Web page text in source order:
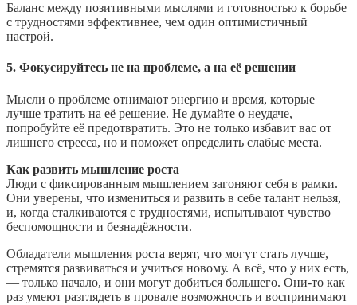
Баланс между позитивными мыслями и готовностью к борьбе
с трудностями эффективнее, чем один оптимистичный
настрой.
5. Фокусируйтесь не на проблеме, а на её решении
Мысли о проблеме отнимают энергию и время, которые
лучше тратить на её решение. Не думайте о неудаче,
попробуйте её предотвратить. Это не только избавит вас от
лишнего стресса, но и поможет определить слабые места.
Как развить мышление роста
Люди с фиксированным мышлением загоняют себя в рамки.
Они уверены, что измениться и развить в себе талант нельзя,
и, когда сталкиваются с трудностями, испытывают чувство
беспомощности и безнадёжности.
Обладатели мышления роста верят, что могут стать лучше,
стремятся развиваться и учиться новому. А всё, что у них есть,
— только начало, и они могут добиться большего. Они-то как
раз умеют разглядеть в провале возможность и воспринимают